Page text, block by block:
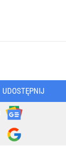
UDOSTĘPNIJ